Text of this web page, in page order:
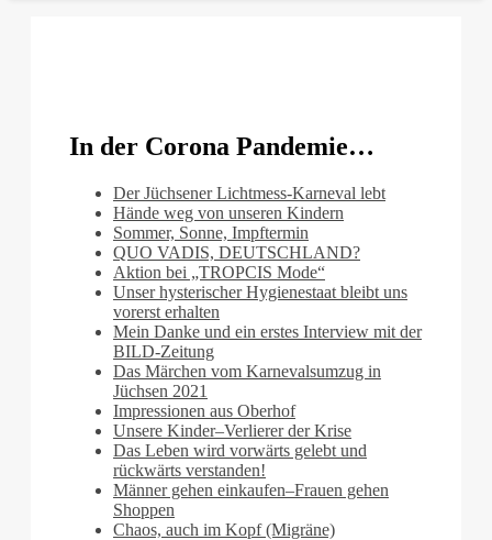
In der Corona Pandemie…
Der Jüchsener Lichtmess-Karneval lebt
Hände weg von unseren Kindern
Sommer, Sonne, Impftermin
QUO VADIS, DEUTSCHLAND?
Aktion bei „TROPCIS Mode“
Unser hysterischer Hygienestaat bleibt uns
vorerst erhalten
Mein Danke und ein erstes Interview mit der
BILD-Zeitung
Das Märchen vom Karnevalsumzug in
Jüchsen 2021
Impressionen aus Oberhof
Unsere Kinder–Verlierer der Krise
Das Leben wird vorwärts gelebt und
rückwärts verstanden!
Männer gehen einkaufen–Frauen gehen
Shoppen
Chaos, auch im Kopf (Migräne)